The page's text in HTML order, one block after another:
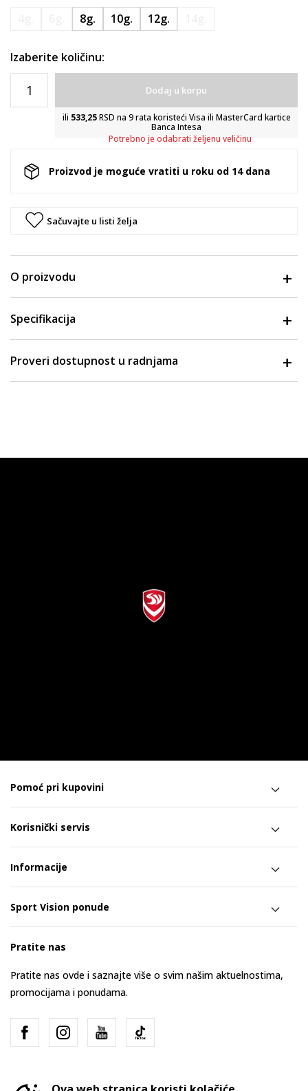
8g. 10g. 12g.
Izaberite količinu:
Dodaj u korpu
ili 533,25RSD na 9 rata koristeći Visa ili MasterCard kartice
Banca Intesa
Potrebno je odabrati željenu veličinu
Proizvod je moguće vratiti u roku od 14 dana
Sačuvajte u listi želja
O proizvodu
Specifikacija
Proveri dostupnost u radnjama
Pomoć pri kupovini
Korisnički servis
Informacije
Sport Vision ponude
Pratite nas
Pratite nas ovde i saznajte više o svim našim aktuelnostima,
promocijama i ponudama.